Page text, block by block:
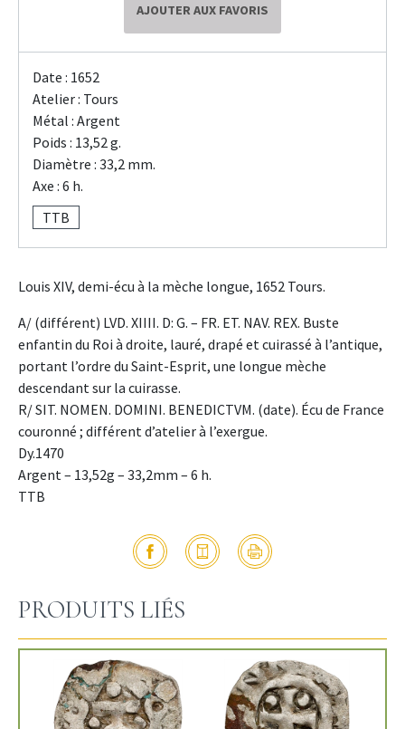
AJOUTER AUX FAVORIS
Date : 1652
Atelier : Tours
Métal : Argent
Poids : 13,52 g.
Diamètre : 33,2 mm.
Axe : 6 h.
TTB
Louis XIV, demi-écu à la mèche longue, 1652 Tours.
A/ (différent) LVD. XIIII. D: G. – FR. ET. NAV. REX. Buste
enfantin du Roi à droite, lauré, drapé et cuirassé à l’antique,
portant l’ordre du Saint-Esprit, une longue mèche
descendant sur la cuirasse.
R/ SIT. NOMEN. DOMINI. BENEDICTVM. (date). Écu de France
couronné ; différent d’atelier à l’exergue.
Dy.1470
Argent – 13,52g – 33,2mm – 6 h.
TTB
PRODUITS LIÉS